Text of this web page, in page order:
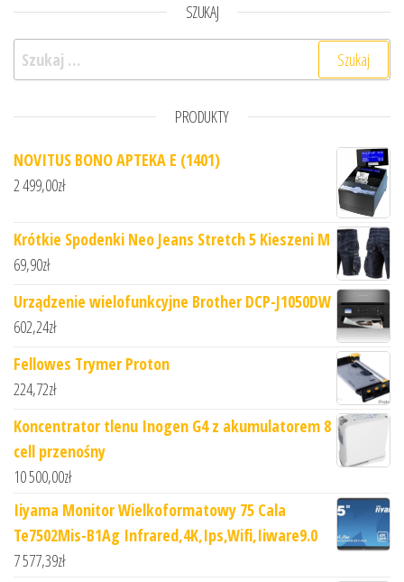
SZUKAJ
Szukaj:
PRODUKTY
NOVITUS BONO APTEKA E (1401)
2 499,00zł
Krótkie Spodenki Neo Jeans Stretch 5 Kieszeni M
69,90zł
Urządzenie wielofunkcyjne Brother DCP-J1050DW
602,24zł
Fellowes Trymer Proton
224,72zł
Koncentrator tlenu Inogen G4 z akumulatorem 8
cell przenośny
10 500,00zł
Iiyama Monitor Wielkoformatowy 75 Cala
Te7502Mis-B1Ag Infrared,4K,Ips,Wifi,Iiware9.0
7 577,39zł